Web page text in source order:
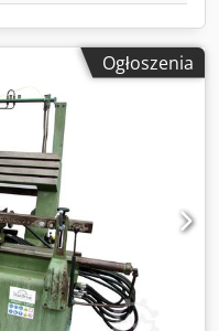
Ogłoszenia